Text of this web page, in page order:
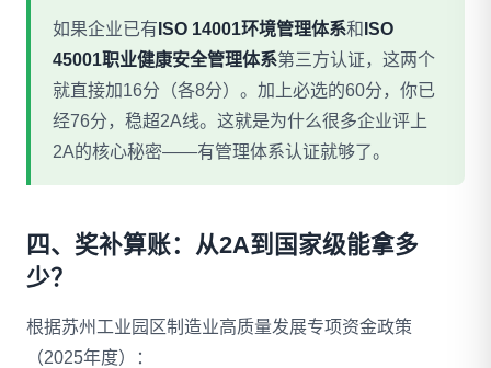
如果企业已有 ISO 14001环境管理体系和 ISO
45001职业健康安全管理体系第三方认证，这两个
就直接加16分（各8分）。加上必选的60分，你已
经76分，稳超2A线。这就是为什么很多企业评上
2A的核心秘密——有管理体系认证就够了。
四、奖补算账：从2A到国家级能拿多
少？
根据苏州工业园区制造业高质量发展专项资金政策
（2025年度）：